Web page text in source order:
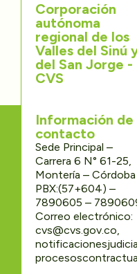
Trámites y Servicios
Contáctenos
Corporación
autónoma
regional de los
Valles del Sinú
del San Jorge -
CVS
Información de
contacto
Sede Principal –
Carrera 6 N° 61-25,
Montería – Córdoba
PBX:(57+604) –
7890605 –
Correo electrónico:
cvs@cvs.gov.co,